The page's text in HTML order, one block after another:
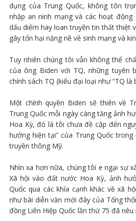
dụng của Trung Quốc, không tôn
nhập an ninh mạng và các hoạt
dấu diếm hay loan truyền tin thất thiệt
gây tổn hại nặng nề về sinh mạng và
Tuy nhiên chúng tôi vẫn không thể
của ông Biden với TQ, những tuyên
chính sách TQ (kiểu đại loại như “TQ là
Một chính quyền Biden sẽ thiên về
Trung Quốc mỗi ngày càng tăng ảnh
Hoa Kỳ, đó là tôi chưa đề cập đến
hưởng hiện tại” của Trung Quốc
truyền thông Mỹ.
Nhìn xa hơn nữa, chúng tôi e ngại sự
Xã hội vào đất nước Hoa Kỳ, ảnh
Quốc qua các khía cạnh khác về xã
như bài diễn văn mới đây của Tổng
đồng Liên Hiệp Quốc lần thứ 75 đã nêu